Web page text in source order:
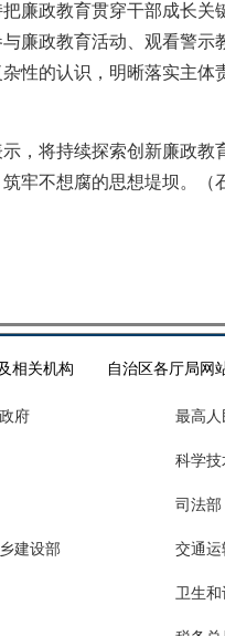
政教育贯穿干部成长关
廉政教育活动、观看警
性的认识，明晰落实主
将持续探索创新廉政教
牢不想腐的思想堤坝。（
相关机构 自治区各厅局网
府 最高
科学技
司法部
建设部 交通运
卫生和